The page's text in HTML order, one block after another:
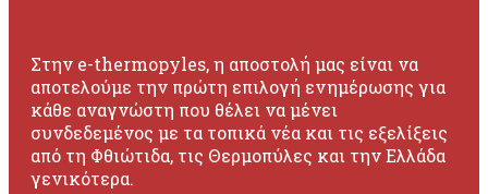
Στην e-thermopyles, η αποστολή μας είναι να
αποτελούμε την πρώτη επιλογή ενημέρωσης για
κάθε αναγνώστη που θέλει να μένει
συνδεδεμένος με τα τοπικά νέα και τις εξελίξεις
από τη Φθιώτιδα, τις Θερμοπύλες και την Ελλάδα
γενικότερα.